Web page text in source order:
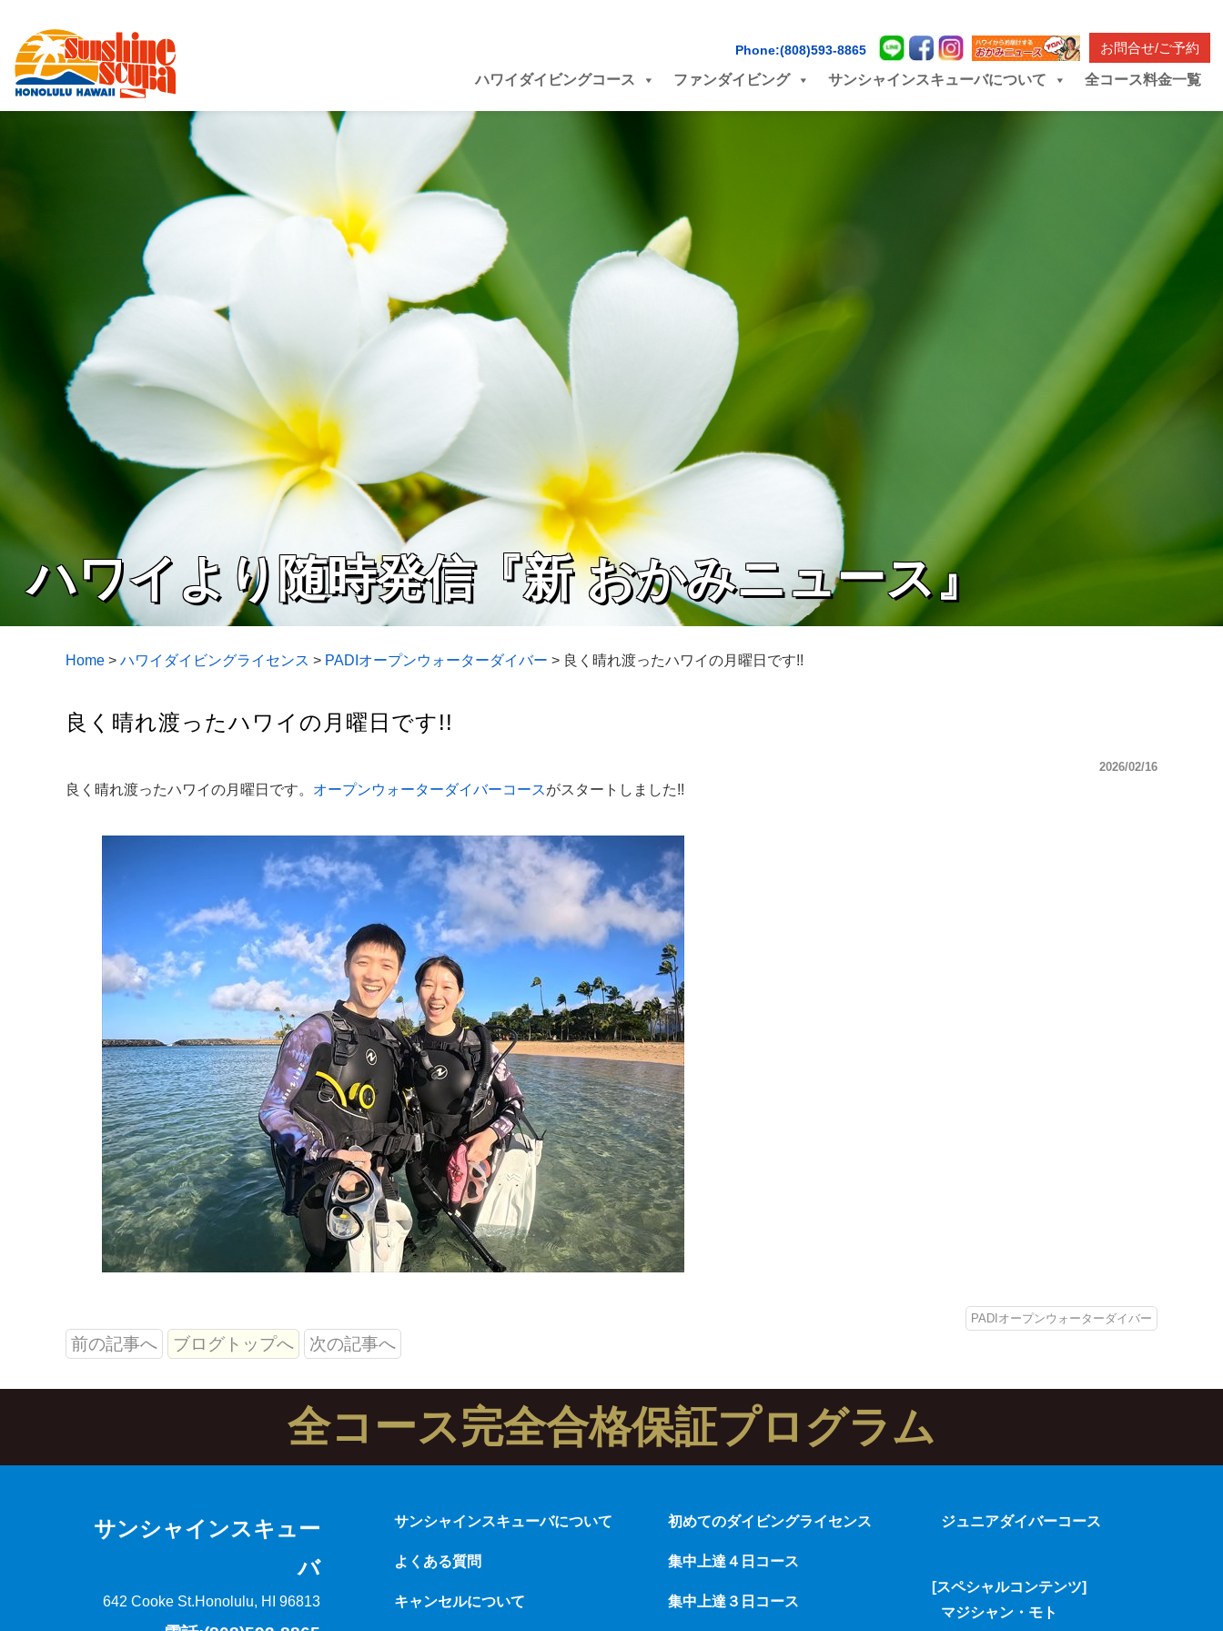
Phone:(808)593-8865 お問合せ/ご予約
ハワイダイビングコース ファンダイビング サンシャインスキューバについて 全コース料金一覧
ハワイより随時発信『新 おかみニュース』
Home > ハワイダイビングライセンス > PADIオープンウォーターダイバー > 良く晴れ渡ったハワイの月曜日です!!
良く晴れ渡ったハワイの月曜日です!!
2026/02/16
良く晴れ渡ったハワイの月曜日です。 オープンウォーターダイバーコースがスタートしました!!
PADIオープンウォーターダイバー
前の記事へ ブログトップへ 次の記事へ
全コース完全合格保証プログラム
サンシャインスキュー
バ
642 Cooke St.Honolulu, HI 96813
サンシャインスキューバについて
よくある質問
キャンセルについて
初めてのダイビングライセンス
集中上達４日コース
集中上達３日コース
ジュニアダイバーコース
[スペシャルコンテンツ]
マジシャン・モト